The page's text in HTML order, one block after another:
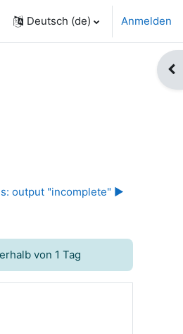
Deutsch ‎(de)‎ Anmelden
output "incomplete" ▶︎
von 1 Tag